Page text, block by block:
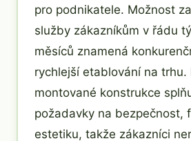
pro podnikatele. Možnost
služby zákazníkům v řádu
měsíců znamená
rychlejší etablování na trhu.
montované konstrukce
požadavky na bezpečnost,
estetiku, takže zákazníci